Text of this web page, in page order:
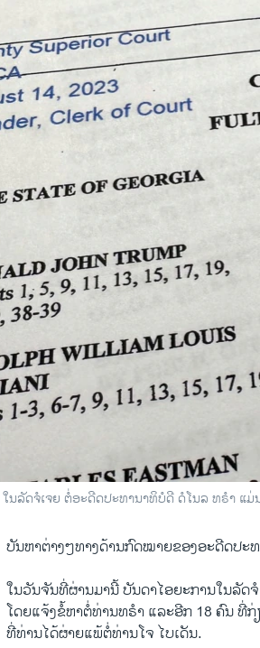
ນລັດຈໍເຈຍ ຕໍ່ອະດີດປະທານາທິບໍດີ ດໍໂນລ ທຣຳ ແມ່
ບັນຫາຕ່າງໆທາງດ້ານກົດໝາຍຂອງອະດີດປະ
ໃນວັນຈັນທີ່ຜ່ານມານີ້ ບັນດາໄອຍະການໃນລັດ
ໂດຍແຈ້ງຂໍ້ຫາຕໍ່ທ່ານທຣຳ ແລະອີກ 18 ຄົນ ທີ່
ທີ່ທ່ານໄດ້ຜ່າຍແພ້ຕໍ່ທ່ານໂຈ ໄບເດັນ.